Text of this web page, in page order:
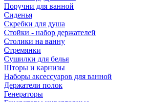
Поручни для ванной
Сиденья
Скребки для душа
Стойки - набор держателей
Столики на ванну
Стремянки
Сушилки для белья
Шторы и карнизы
Наборы аксессуаров для ванной
Держатели полок
Генераторы